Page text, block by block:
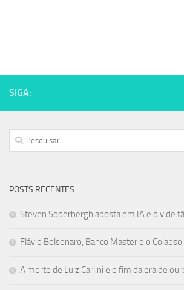
SIGA:
Pesquisar
por:
POSTS RECENTES
Steven Soderbergh aposta em IA e divide
Flávio Bolsonaro, Banco Master e o
A morte de Luiz Carlini e o fim da era de